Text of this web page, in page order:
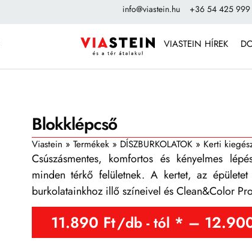
info@viastein.hu +36 54 425 999
VIASTEIN HÍREK
Blokklépcső
Viastein » Termékek» DÍSZBURKOLATOK» Kerti
Csúszásmentes, komfortos és kényelmes
minden térkő felületnek. A kertet, az
burkolatainkhoz illő színeivel és Clean&Color
11.890 Ft/db - tól –